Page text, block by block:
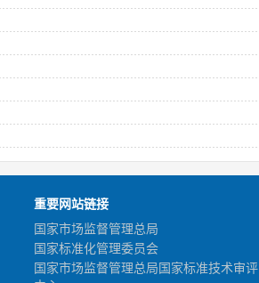
重要网站链接
国家市场监督管理总局
国家标准化管理委员会
国家市场监督管理总局国家标准技术审评